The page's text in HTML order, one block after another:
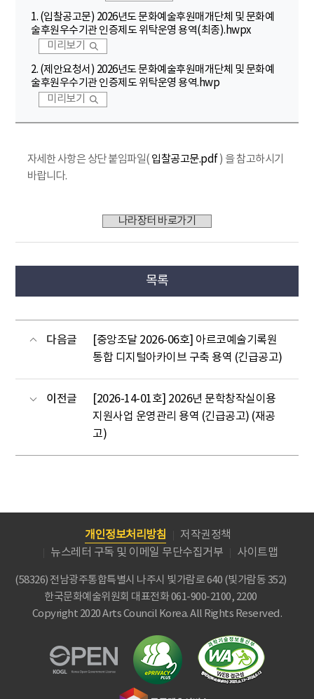
1. (입찰공고문) 2026년도 문화예술후원매개단체 및 문화예
술후원우수기관 인증제도 위탁운영 용역(최종).hwpx
미리보기
2. (제안요청서) 2026년도 문화예술후원매개단체 및 문화예
술후원우수기관 인증제도 위탁운영 용역.hwp
미리보기
자세한 사항은 상단 붙임파일( 입찰공고문.pdf ) 을 참고하시기
바랍니다.
나라장터 바로가기
목록
다음글
[중앙조달 2026-06호] 아르코예술기록원
통합 디지털아카이브 구축 용역 (긴급공고)
이전글
[2026-14-01호] 2026년 문학창작실이용
지원사업 운영관리 용역 (긴급공고) (재공
고)
개인정보처리방침
저작권정책
뉴스레터 구독 및 이메일 무단수집거부
사이트맵
(58326) 전남광주통합특별시 나주시 빛가람로 640 (빛가람동 352)
한국문화예술위원회 대표전화 061-900-2100, 2200
Copyright 2020 Arts Council Korea. All Rights Reserved.